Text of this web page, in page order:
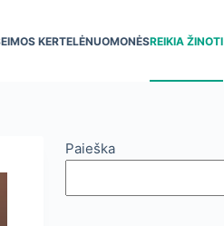
KERTELĖNUOMONĖSREIKIA ŽINOTI
Paieška